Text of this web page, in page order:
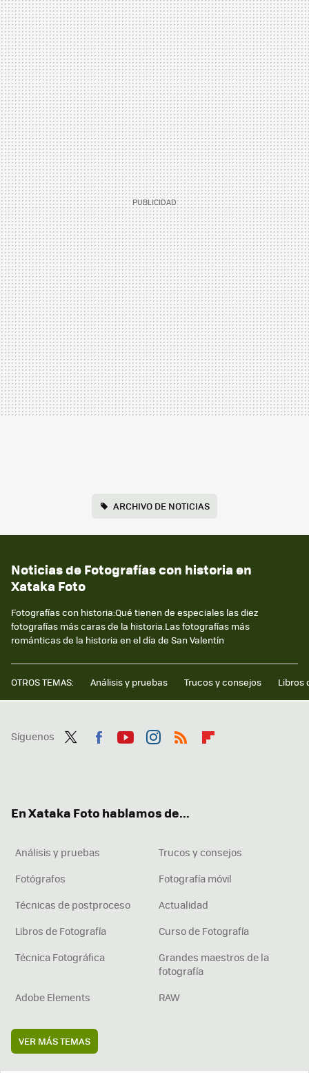
ARCHIVO DE NOTICIAS
Noticias de Fotografías con historia en
Xataka Foto
Fotografías con historia:Qué tienen de especiales las diez
fotografías más caras de la historia.Las fotografías más
románticas de la historia en el día de San Valentín
OTROS TEMAS: Análisis y pruebas Trucos y consejos Libros
Síguenos
En Xataka Foto hablamos de...
Análisis y pruebas
Trucos y consejos
Fotógrafos
Fotografía móvil
Técnicas de postproceso
Actualidad
Libros de Fotografía
Curso de Fotografía
Técnica Fotográfica
Grandes maestros de la
fotografía
Adobe Elements
RAW
VER MÁS TEMAS